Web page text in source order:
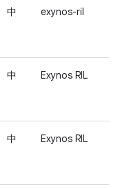
中 exynos-ril
中 Exynos RIL
中 Exynos RIL